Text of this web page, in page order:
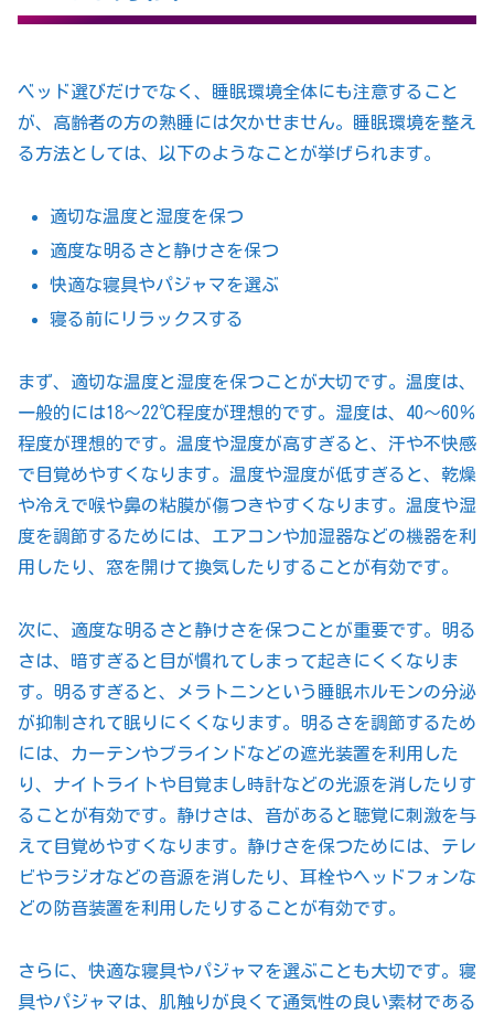
ベッド選びだけでなく、睡眠環境全体にも注意すること
が、高齢者の方の熟睡には欠かせません。睡眠環境を整え
る方法としては、以下のようなことが挙げられます。
適切な温度と湿度を保つ
適度な明るさと静けさを保つ
快適な寝具やパジャマを選ぶ
寝る前にリラックスする
まず、適切な温度と湿度を保つことが大切です。温度は、
一般的には18～22℃程度が理想的です。湿度は、40～60％
程度が理想的です。温度や湿度が高すぎると、汗や不快感
で目覚めやすくなります。温度や湿度が低すぎると、乾燥
や冷えで喉や鼻の粘膜が傷つきやすくなります。温度や湿
度を調節するためには、エアコンや加湿器などの機器を利
用したり、窓を開けて換気したりすることが有効です。
次に、適度な明るさと静けさを保つことが重要です。明る
さは、暗すぎると目が慣れてしまって起きにくくなりま
す。明るすぎると、メラトニンという睡眠ホルモンの分泌
が抑制されて眠りにくくなります。明るさを調節するため
には、カーテンやブラインドなどの遮光装置を利用した
り、ナイトライトや目覚まし時計などの光源を消したりす
ることが有効です。静けさは、音があると聴覚に刺激を与
えて目覚めやすくなります。静けさを保つためには、テレ
ビやラジオなどの音源を消したり、耳栓やヘッドフォンな
どの防音装置を利用したりすることが有効です。
さらに、快適な寝具やパジャマを選ぶことも大切です。寝
具やパジャマは、肌触りが良くて通気性の良い素材である